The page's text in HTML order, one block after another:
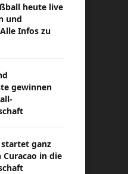
heute live
und
Infos zu
gewinnen
ganz
in die